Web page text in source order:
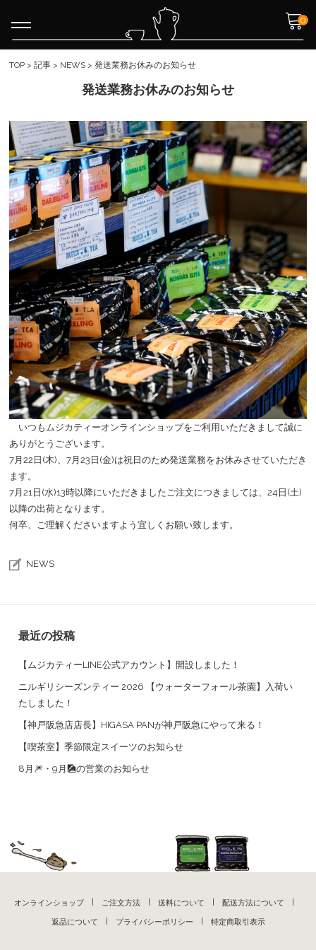
0
TOP > 記事 > NEWS > 発送業務お休みのお知らせ
発送業務お休みのお知らせ
いつもムジカティーオンラインショップをご利用いただきまして誠に
ありがとうございます。
7月22日(木)、7月23日(金)は祝日のため発送業務をお休みさせていただき
ます。
7月21日(水)13時以降にいただきましたご注文につきましては、24日(土)
以降の出荷となります。
何卒、ご理解くださいますよう宜しくお願い致します。
NEWS
最近の投稿
【ムジカティーLINE公式アカウント】開設しました！
ニルギリシーズンティー 2026 【ウォーターフォール茶園】入荷い
たしました！
【神戸阪急店店長】HIGASA PANが神戸阪急にやって来る！
【喫茶室】季節限定スイーツのお知らせ
8月🎆・9月🎑の営業のお知らせ
オンラインショップ ご注文方法 送料について 配送方法について
返品について プライバシーポリシー 特定商取引表示